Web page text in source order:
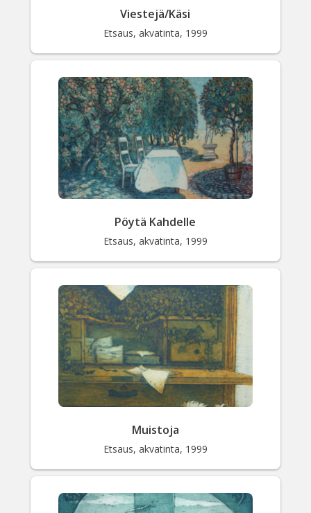
Viestejä/Käsi
Etsaus, akvatinta, 1999
Pöytä Kahdelle
Etsaus, akvatinta, 1999
Muistoja
Etsaus, akvatinta, 1999